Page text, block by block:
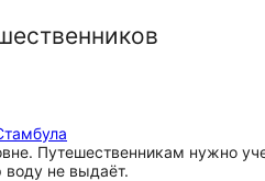
Путешественникам нужно
воду не выдаёт.